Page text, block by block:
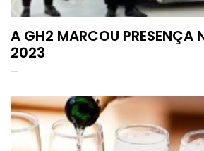
A GH2 MARCOU PRESENÇA
2023